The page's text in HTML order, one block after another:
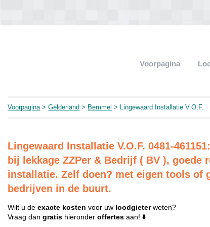
Voorpagina
Voorpagina>Gelderland > Bemmel > Lingewaard Installatie V.O.F.
Lingewaard Installatie V.O.F. 0481-
bij lekkage ZZPer & Bedrijf ( BV ), goede
installatie. Zelf doen? met eigen tools of
bedrijven in de buurt.
Wilt u deexacte kosten voor uw loodgieterweten?
Vraag dangratis hieronderoffertes aan! ⬇️